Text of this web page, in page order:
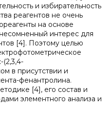
и избирательность
реагентов не очень
на основе
интерес для
[4]. Поэтому целью
в присутствии и
фенантролина.
[4], его состав и
элементного анализа и